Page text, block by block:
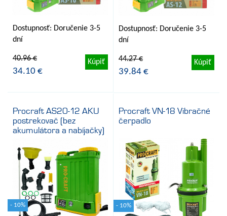
Dostupnosť: Doručenie 3-5
dní
40.96 €
34.10 €
Kúpiť
Dostupnosť: Doručenie 3-5
dní
44.27 €
39.84 €
Kúpiť
Procraft AS20-12 AKU
postrekovač (bez
akumulátora a nabíjačky)
- 10%
Procraft VN-18 Vibračné
čerpadlo
- 10%